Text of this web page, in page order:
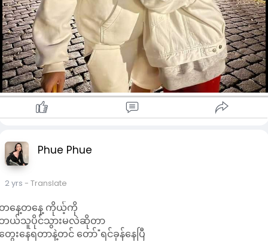
Phue Phue
2 yrs - Translate
နေ့တနေ့ ကိုယ့်ကို
ယ်သူပိုင်သွားမလဲဆိုတာ
ေး‌နေရတာနဲ့တင် တော်"ရင်ခုန်နေပြီ